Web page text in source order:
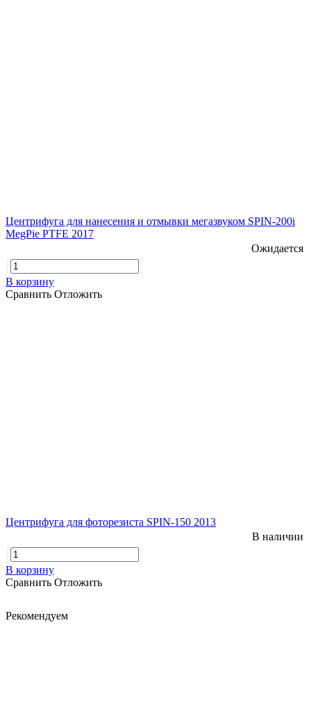
Центрифуга для нанесения и отмывки мегазвуком SPIN-200i
MegPie PTFE 2017
Ожидается
В корзину
Сравнить Отложить
Центрифуга для фоторезиста SPIN-150 2013
В наличии
В корзину
Сравнить Отложить
Рекомендуем